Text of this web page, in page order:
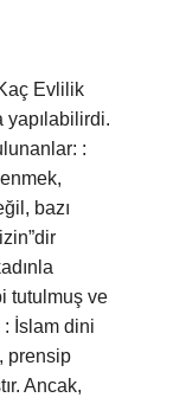
Evlilik
yapılabilirdi.
:
bazı
tutulmuş ve
İslam dini
prensip
Ancak,